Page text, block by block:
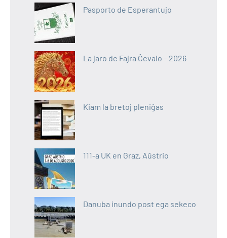
Pasporto de Esperantujo
La jaro de Fajra Ĉevalo – 2026
Kiam la bretoj pleniĝas
111-a UK en Graz, Aŭstrio
Danuba inundo post ega sekeco